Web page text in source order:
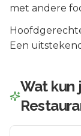
met andere
Een
Wat kun